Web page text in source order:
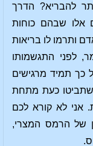
להבריא? הדרך
אלו שבהם כוחות
ותרמו לו בריאות
לפני התגשמותו
כך תמיד מרגישים
שתביטו כעת מתחת
אני לא קורא לכם
של הרמס המצרי,